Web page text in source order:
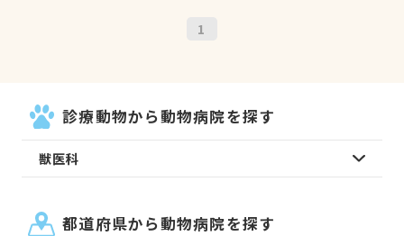
1
診療動物から動物病院を探す
獣医科
都道府県から動物病院を探す